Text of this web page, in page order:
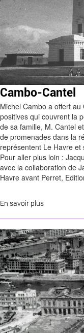
Cambo-Cantel
Michel Cambo a offert
positives qui couvrent la
de sa famille, M. Cantel
de promenades dans la
représentent Le Havre
Pour aller plus loin :
avec la collaboration de
Havre avant Perret,
En savoir plus